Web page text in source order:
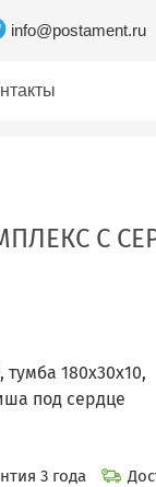
info@postament.ru
С
тумба 180х30х10,
под сердце
3 года